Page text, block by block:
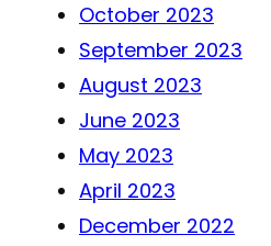
October 2023
September 2023
August 2023
June 2023
May 2023
April 2023
December 2022